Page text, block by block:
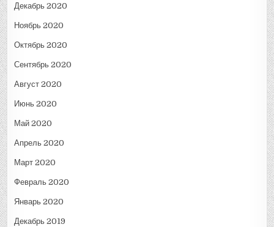
Декабрь 2020
Ноябрь 2020
Октябрь 2020
Сентябрь 2020
Август 2020
Июнь 2020
Май 2020
Апрель 2020
Март 2020
Февраль 2020
Январь 2020
Декабрь 2019